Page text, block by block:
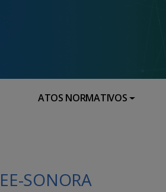
ATOS NORMATIVOS
EE-SONORA